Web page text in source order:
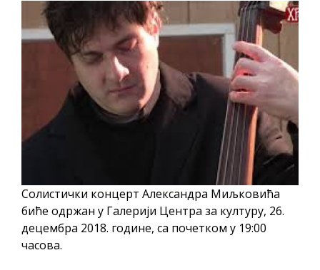
ПРЕЛИМИНАРНA РАНГ ЛИСТA
КАНДИДАТА КОЈИ СУ ОСТВАРИЛИ ПРАВО
НА ГРАДСКИ МЈЕСЕЧНИ БОРАЧКИ
ДОДАТАК ЗА ДЕМОБИЛИСАНЕ БОРЦЕ
ВОЈСКЕ РЕПУБЛИКЕ СРПСКЕ У СТАЊУ
СОЦИЈАЛНЕ ПОТРЕБЕ
Обрасци захтјева за регресирано
гориво доступни од 13. марта до 15.
новембра
Захтјев за издавање ПОНОСНЕ КАРТИЦЕ
Обавјештење о забрани саобраћаја 6. и
Солистички концерт Александра Миљковића
биће одржан у Галерији Центра за културу, 26.
децембра 2018. године, са почетком у 19:00
часова.